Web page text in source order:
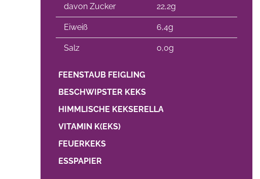
davon Zucker 22,2g
Eiweiß 6,4g
Salz 0,0g
FEENSTAUB FEIGLING
BESCHWIPSTER KEKS
HIMMLISCHE KEKSERELLA
VITAMIN K(EKS)
FEUERKEKS
ESSPAPIER